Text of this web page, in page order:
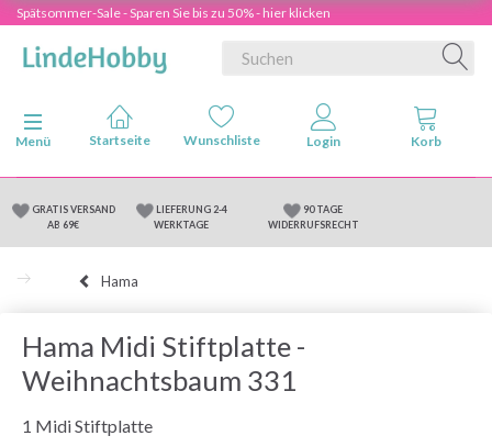
Spätsommer-Sale - Sparen Sie bis zu 50% - hier klicken
Anzeige ändern
Menü
GRATIS VERSAND
AB 69€
LIEFERUNG 2-4
WERKTAGE
90 TAGE
WIDERRUFSRECHT
Hama
Hama Midi Stiftplatte -
Weihnachtsbaum 331
1 Midi Stiftplatte